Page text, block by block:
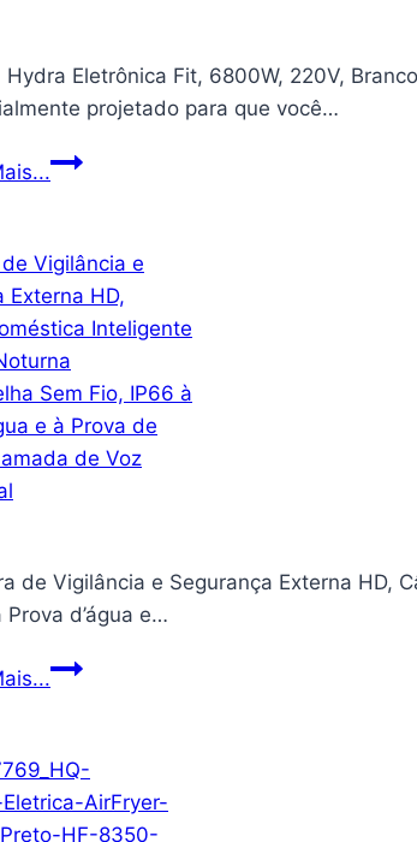
Celular
e
Fotográfica
Hydra Eletrônica Fit, 6800W, 220V,
projetado para que você…
Ducha
Fit,
6800W,
220V,
Branco,
DPFT.E.682BR
de Vigilância e Segurança Externa HD,
Prova d’água e…
Câmera
e
Segurança
Externa